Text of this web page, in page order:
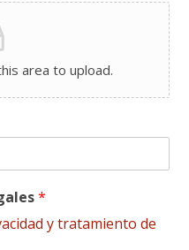
area to upload.
*
y tratamiento de